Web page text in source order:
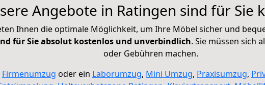
Angebote in Ratingen sind für Sie
Ihnen die optimale Möglichkeit, um Ihre Möbel sicher und
für Sie absolut kostenlos und unverbindlich. Sie müssen sich
oder Gebühren machen.
Firmenumzug oder ein Laborumzug, Mini Umzug, Praxisumzug,